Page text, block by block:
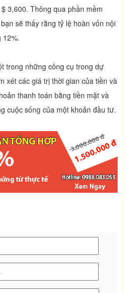
3,600. Thông qua phần mềm
sẽ thấy rằng tỷ lệ hoàn vốn nội
12%.
trong những công cụ trong dự
xét các giá trị thời gian của tiền và
thanh toán bằng tiền mặt và
cuộc sống của một khoản đầu tư.